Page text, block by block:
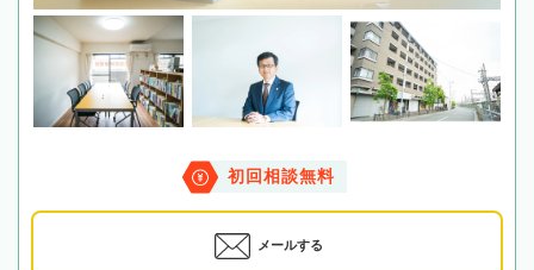
初回相談無料
メールする